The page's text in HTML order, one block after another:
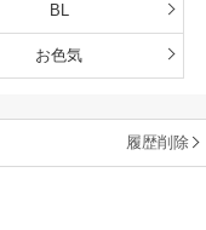
BL
お色気
履歴削除